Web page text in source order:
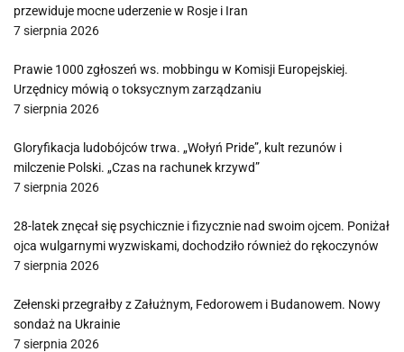
przewiduje mocne uderzenie w Rosje i Iran
7 sierpnia 2026
Prawie 1000 zgłoszeń ws. mobbingu w Komisji Europejskiej.
Urzędnicy mówią o toksycznym zarządzaniu
7 sierpnia 2026
Gloryfikacja ludobójców trwa. „Wołyń Pride”, kult rezunów i
milczenie Polski. „Czas na rachunek krzywd”
7 sierpnia 2026
28-latek znęcał się psychicznie i fizycznie nad swoim ojcem. Poniżał
ojca wulgarnymi wyzwiskami, dochodziło również do rękoczynów
7 sierpnia 2026
Zełenski przegrałby z Załużnym, Fedorowem i Budanowem. Nowy
sondaż na Ukrainie
7 sierpnia 2026